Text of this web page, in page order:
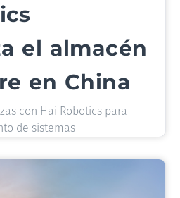
el almacén
en China
con Hai Robotics para
de sistemas